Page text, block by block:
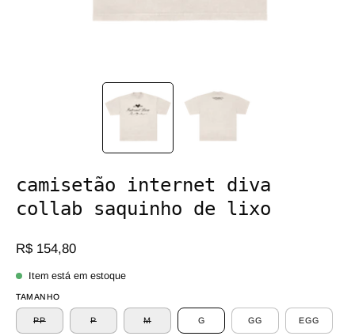
camisetão internet diva
collab saquinho de lixo
R$ 154,80
Item está em estoque
TAMANHO
PP P M G GG EGG